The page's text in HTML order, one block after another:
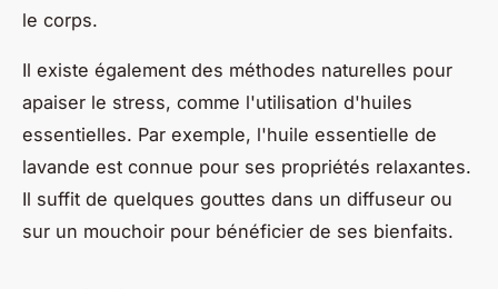
le corps.
Il existe également des méthodes naturelles pour
apaiser le stress, comme l'utilisation d'huiles
essentielles. Par exemple, l'huile essentielle de
lavande est connue pour ses propriétés relaxantes.
Il suffit de quelques gouttes dans un diffuseur ou
sur un mouchoir pour bénéficier de ses bienfaits.